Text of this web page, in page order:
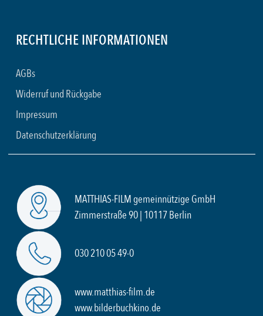
RECHTLICHE INFORMATIONEN
AGBs
Widerruf und Rückgabe
Impressum
Datenschutzerklärung
MATTHIAS-FILM gemeinnützige GmbH
Zimmerstraße 90 | 10117 Berlin
030 210 05 49-0
www.matthias-film.de
www.bilderbuchkino.de